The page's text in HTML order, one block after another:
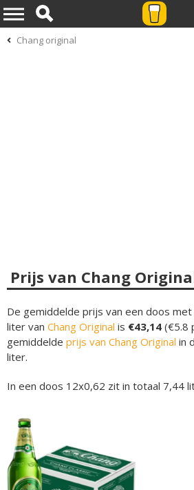
Chang original
Prijs van Chang
De gemiddelde prijs van een doos
liter van Chang Original is €43,14 (€5.8
gemiddelde prijs van Chang Original in
liter.
In een doos 12x0,62 zit in totaal 7,44